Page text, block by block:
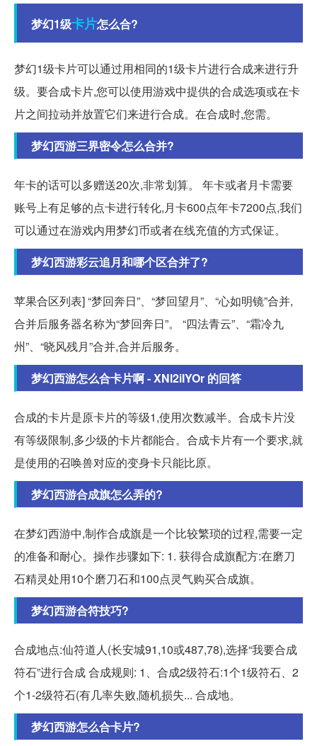
梦幻1级卡片怎么合?
梦幻1级卡片可以通过用相同的1级卡片进行合成来进行升
级。要合成卡片,您可以使用游戏中提供的合成选项或在卡
片之间拉动并放置它们来进行合成。在合成时,您需。
梦幻西游三界密令怎么合并?
年卡的话可以多赠送20次,非常划算。 年卡或者月卡需要
账号上有足够的点卡进行转化,月卡600点年卡7200点,我们
可以通过在游戏内用梦幻币或者在线充值的方式保证。
梦幻西游彩云追月和哪个区合并了?
苹果合区列表] “梦回奔日”、“梦回望月”、“心如明镜”合并,
合并后服务器名称为“梦回奔日”。 “四法青云”、“霜冷九
州”、“晓风残月”合并,合并后服务。
梦幻西游怎么合卡片啊 - XNl2iIYOr 的回答
合成的卡片是原卡片的等级1,使用次数减半。合成卡片没
有等级限制,多少级的卡片都能合。合成卡片有一个要求,就
是使用的召唤兽对应的变身卡只能比原。
梦幻西游合成旗怎么弄的?
在梦幻西游中,制作合成旗是一个比较繁琐的过程,需要一定
的准备和耐心。操作步骤如下: 1. 获得合成旗配方:在磨刀
石精灵处用10个磨刀石和100点灵气购买合成旗。
梦幻西游合符技巧?
合成地点:仙符道人(长安城91,10或487,78),选择“我要合成
符石”进行合成 合成规则: 1、合成2级符石:1个1级符石、2
个1-2级符石(有几率失败,随机损失... 合成地。
梦幻西游怎么合卡片?